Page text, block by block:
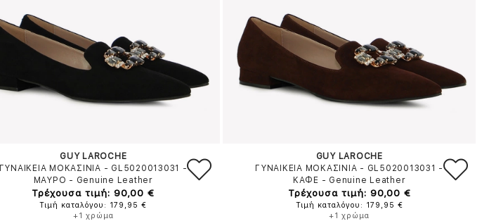
GUY LAROCHE
ΓΥΝΑΙΚΕΙΑ ΜΟΚΑΣΙΝΙΑ - GL5020013031
-
ΜΑΥΡΟ - Genuine Leather
Τρέχουσα τιμή: 90,00 €
Τιμή καταλόγου: 179,95 €
+1 χρώμα
GUY LAROCHE
ΓΥΝΑΙΚΕΙΑ ΜΟΚΑΣΙΝΙΑ - GL5020013031 -
ΚΑΦΕ - Genuine Leather
Τρέχουσα τιμή: 90,00 €
Τιμή καταλόγου: 179,95 €
+1 χρώμα